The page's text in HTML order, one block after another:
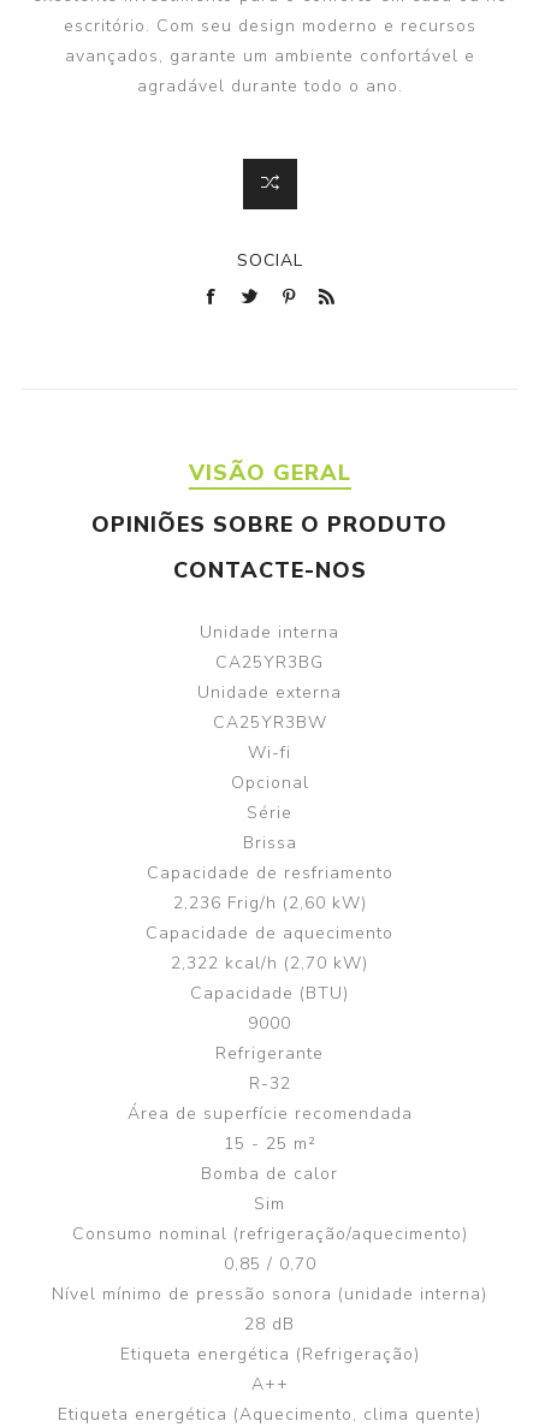
escritório. Com seu design moderno e recursos
avançados, garante um ambiente confortável e
agradável durante todo o ano.
SOCIAL
VISÃO GERAL
OPINIÕES SOBRE O PRODUTO
CONTACTE-NOS
Unidade interna
CA25YR3BG
Unidade externa
CA25YR3BW
Wi-fi
Opcional
Série
Brissa
Capacidade de resfriamento
2,236 Frig/h (2,60 kW)
Capacidade de aquecimento
2,322 kcal/h (2,70 kW)
Capacidade (BTU)
9000
Refrigerante
R-32
Área de superfície recomendada
15 - 25 m²
Bomba de calor
Sim
Consumo nominal (refrigeração/aquecimento)
0,85 / 0,70
Nível mínimo de pressão sonora (unidade interna)
28 dB
Etiqueta energética (Refrigeração)
A++
Etiqueta energética (Aquecimento, clima quente)